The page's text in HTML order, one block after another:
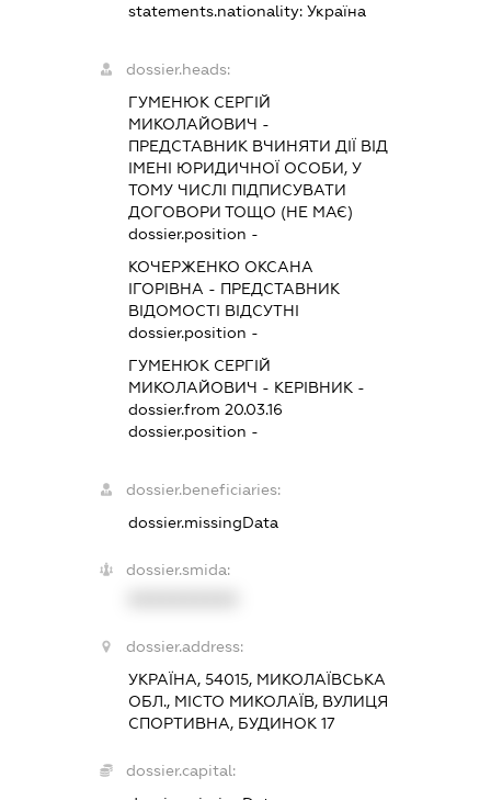
statements.nationality:Україна
dossier.heads:
ГУМЕНЮК СЕРГІЙ
МИКОЛАЙОВИЧ -
ПРЕДСТАВНИК ВЧИНЯТИ ДІЇ ВІД
ІМЕНІ ЮРИДИЧНОЇ ОСОБИ, У
ТОМУ ЧИСЛІ ПІДПИСУВАТИ
ДОГОВОРИ ТОЩО (НЕ МАЄ)
dossier.position -
КОЧЕРЖЕНКО ОКСАНА
ІГОРІВНА - ПРЕДСТАВНИК
ВІДОМОСТІ ВІДСУТНІ
dossier.position -
ГУМЕНЮК СЕРГІЙ
МИКОЛАЙОВИЧ - КЕРІВНИК -
dossier.from 20.03.16
dossier.position -
dossier.beneficiaries:
dossier.missingData
dossier.smida:
dossier.address:
УКРАЇНА, 54015, МИКОЛАЇВСЬКА
ОБЛ., МІСТО МИКОЛАЇВ, ВУЛИЦЯ
СПОРТИВНА, БУДИНОК 17
dossier.capital: